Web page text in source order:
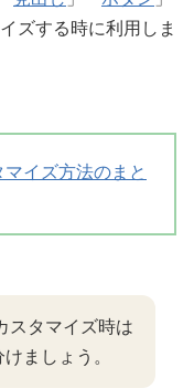
ズする時に利用しま
イズ方法のまと
スタマイズ時は
ましょう。